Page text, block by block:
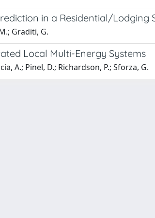
in a Residential/Lodging
Graditi, G.
Local Multi-Energy Systems
A.; Pinel, D.; Richardson, P.; Sforza, G.